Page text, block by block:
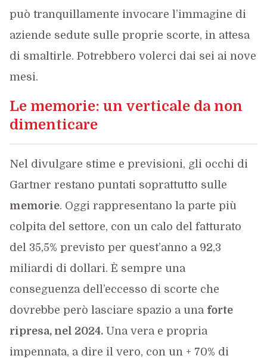
può tranquillamente invocare l’immagine di
aziende sedute sulle proprie scorte, in attesa
di smaltirle. Potrebbero volerci dai sei ai nove
mesi.
Le memorie: un verticale da non
dimenticare
Nel divulgare stime e previsioni, gli occhi di
Gartner restano puntati soprattutto sulle
memorie. Oggi rappresentano la parte più
colpita del settore, con un calo del fatturato
del 35,5% previsto per quest’anno a 92,3
miliardi di dollari. È sempre una
conseguenza dell’eccesso di scorte che
dovrebbe però lasciare spazio a una forte
ripresa, nel 2024.Una vera e propria
impennata, a dire il vero, con un + 70% di